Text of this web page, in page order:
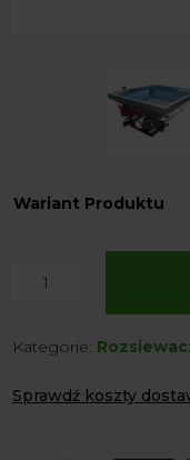
Wariant Produktu
Unior
dwutarczowy
Kategorie:
Sprawdź koszty